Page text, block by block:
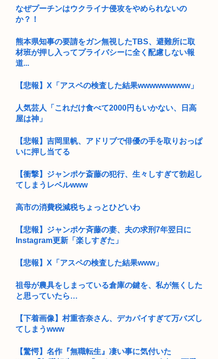
なぜプーチンはウクライナ侵攻をやめられないの
か？！
熊本県知事の要請をガン無視したTBS、避難所に取
材班が押し入ってプライバシーに全く配慮しない報
道...
【悲報】X「アスペの検査した結果wwwwwwwww」
人気芸人「これだけ食べて2000円もいかない、日高
屋は神」
【悲報】吉岡里帆、アドリブで俳優の手を取りおっぱ
いに押し当てる
【衝撃】ジャンポケ斎藤の犯行、生々しすぎて勃起し
てしまうレベルwww
高市の消費税減税ちょっとひどいわ
【悲報】ジャンポケ斉藤の妻、夫の求刑7年翌日に
Instagram更新「楽しすぎた」
【悲報】X「アスペの検査した結果www」
祖母が農具をしまっている倉庫の鍵を、私が無くした
と思っていたら…
【下着画像】村重杏奈さん、デカパイすぎて万バズし
てしまうwww
【驚愕】名作『無職転生』凄い事に気付いた